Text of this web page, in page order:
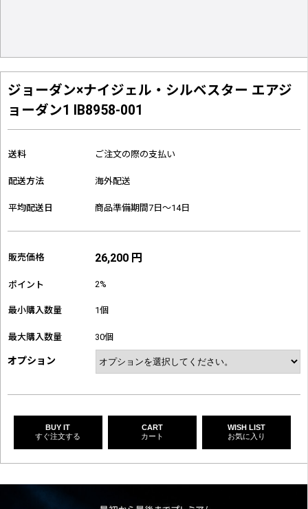
ジョーダン×ナイジェル・シルベスター エアジ
ョーダン1 IB8958-001
送料 ご注文の際の支払い
配送方法 海外配送
平均配送日 商品準備期間7日～14日
販売価格 26,200 円
ポイント 2%
最小購入数量 1個
最大購入数量 30個
オプション
BUY IT
すぐ注文する
CART
カート
WISH LIST
お気に入り